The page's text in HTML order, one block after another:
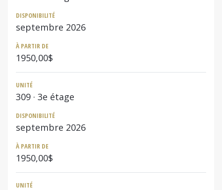
DISPONIBILITÉ
septembre 2026
À PARTIR DE
1950,00$
UNITÉ
309 · 3e étage
DISPONIBILITÉ
septembre 2026
À PARTIR DE
1950,00$
UNITÉ